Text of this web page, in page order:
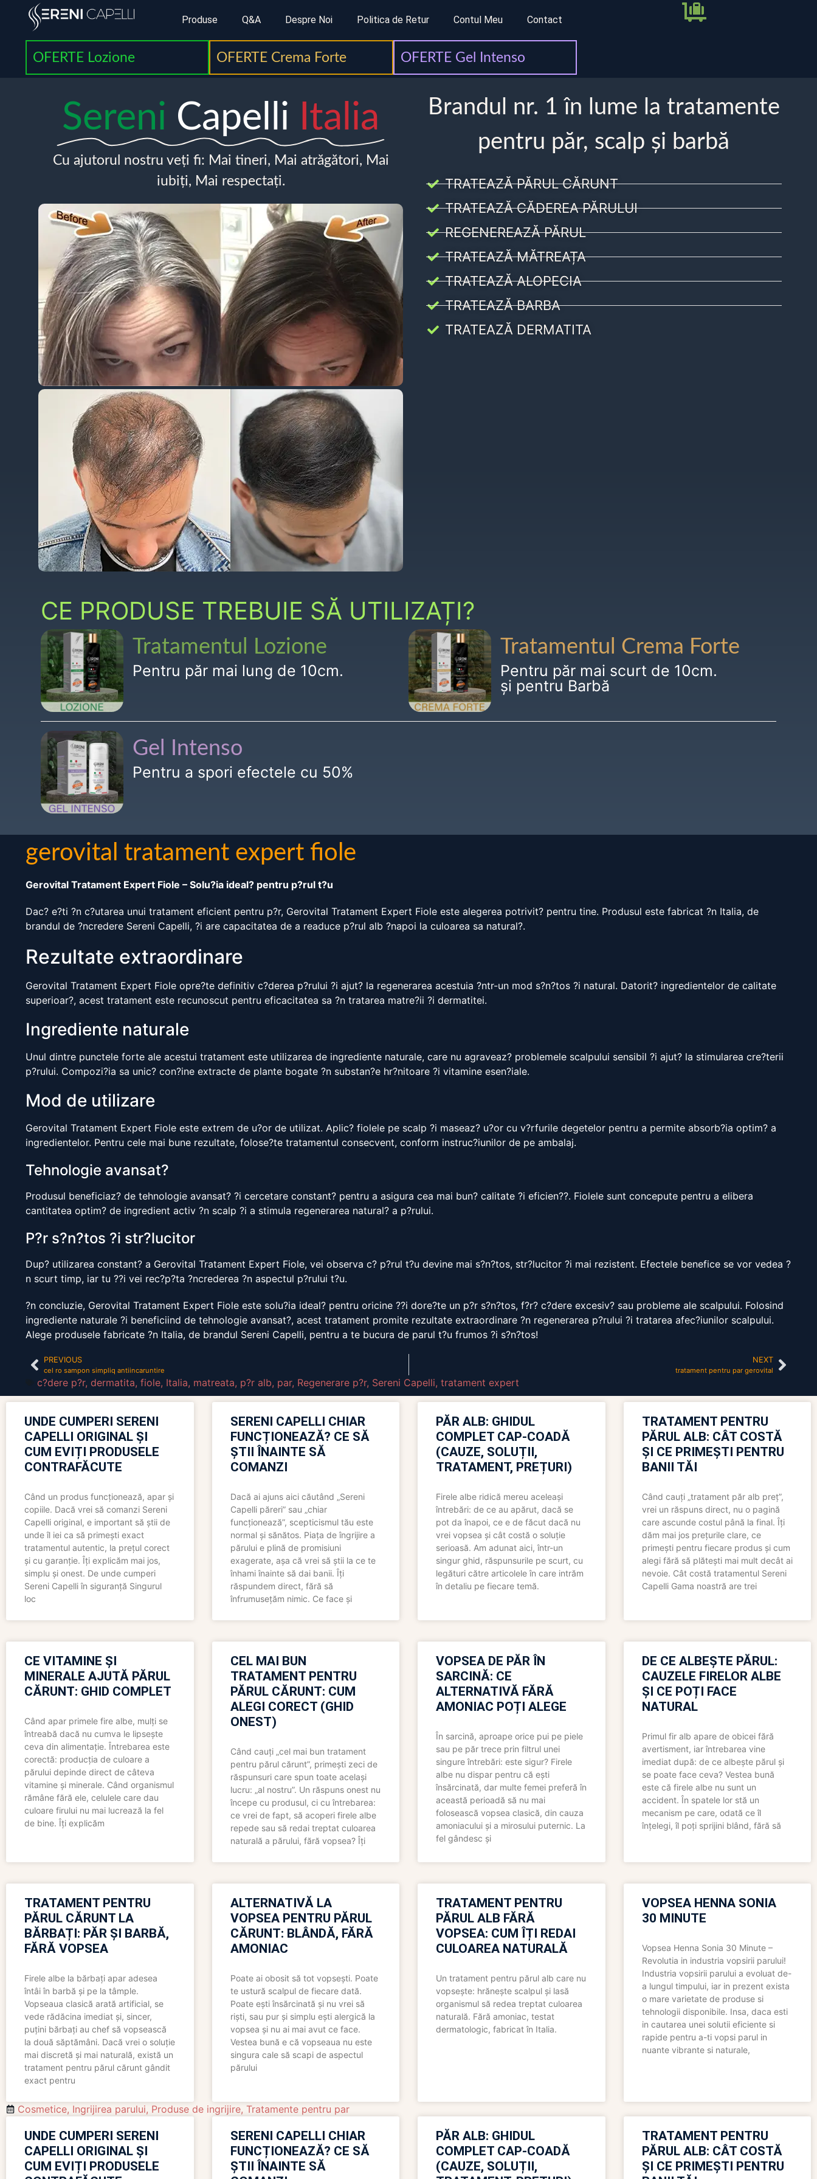
Produse Q&A Despre Noi Politica de Retur Contul Meu Contact
OFERTE Lozione OFERTE Crema Forte OFERTE Gel Intenso
Sereni Capelli Italia
Cu ajutorul nostru veți fi: Mai tineri, Mai atrăgători, Mai
iubiți, Mai respectați.
Brandul nr. 1 în lume la tratamente
pentru păr, scalp și barbă
TRATEAZĂ PĂRUL CĂRUNT
TRATEAZĂ CĂDEREA PĂRULUI
REGENEREAZĂ PĂRUL
TRATEAZĂ MĂTREAȚA
TRATEAZĂ ALOPECIA
TRATEAZĂ BARBA
TRATEAZĂ DERMATITA
CE PRODUSE TREBUIE SĂ UTILIZAȚI?
Tratamentul Lozione
Pentru păr mai lung de 10cm.
Tratamentul Crema Forte
Pentru păr mai scurt de 10cm.
și pentru Barbă
Gel Intenso
Pentru a spori efectele cu 50%
gerovital tratament expert fiole
Gerovital Tratament Expert Fiole – Solu?ia ideal? pentru p?rul t?u
Dac? e?ti ?n c?utarea unui tratament eficient pentru p?r, Gerovital Tratament Expert Fiole este alegerea potrivit? pentru tine. Produsul este fabricat ?n Italia, de
brandul de ?ncredere Sereni Capelli, ?i are capacitatea de a readuce p?rul alb ?napoi la culoarea sa natural?.
Rezultate extraordinare
Gerovital Tratament Expert Fiole opre?te definitiv c?derea p?rului ?i ajut? la regenerarea acestuia ?ntr-un mod s?n?tos ?i natural. Datorit? ingredientelor de calitate
superioar?, acest tratament este recunoscut pentru eficacitatea sa ?n tratarea matre?ii ?i dermatitei.
Ingrediente naturale
Unul dintre punctele forte ale acestui tratament este utilizarea de ingrediente naturale, care nu agraveaz? problemele scalpului sensibil ?i ajut? la stimularea cre?terii
p?rului. Compozi?ia sa unic? con?ine extracte de plante bogate ?n substan?e hr?nitoare ?i vitamine esen?iale.
Mod de utilizare
Gerovital Tratament Expert Fiole este extrem de u?or de utilizat. Aplic? fiolele pe scalp ?i maseaz? u?or cu v?rfurile degetelor pentru a permite absorb?ia optim? a
ingredientelor. Pentru cele mai bune rezultate, folose?te tratamentul consecvent, conform instruc?iunilor de pe ambalaj.
Tehnologie avansat?
Produsul beneficiaz? de tehnologie avansat? ?i cercetare constant? pentru a asigura cea mai bun? calitate ?i eficien??. Fiolele sunt concepute pentru a elibera
cantitatea optim? de ingredient activ ?n scalp ?i a stimula regenerarea natural? a p?rului.
P?r s?n?tos ?i str?lucitor
Dup? utilizarea constant? a Gerovital Tratament Expert Fiole, vei observa c? p?rul t?u devine mai s?n?tos, str?lucitor ?i mai rezistent. Efectele benefice se vor vedea ?
n scurt timp, iar tu ??i vei rec?p?ta ?ncrederea ?n aspectul p?rului t?u.
?n concluzie, Gerovital Tratament Expert Fiole este solu?ia ideal? pentru oricine ??i dore?te un p?r s?n?tos, f?r? c?dere excesiv? sau probleme ale scalpului. Folosind
ingrediente naturale ?i beneficiind de tehnologie avansat?, acest tratament promite rezultate extraordinare ?n regenerarea p?rului ?i tratarea afec?iunilor scalpului.
Alege produsele fabricate ?n Italia, de brandul Sereni Capelli, pentru a te bucura de parul t?u frumos ?i s?n?tos!
PREVIOUS
cel ro sampon simpliq antiincaruntire
NEXT
tratament pentru par gerovital
c?dere p?r, dermatita, fiole, Italia, matreata, p?r alb, par, Regenerare p?r, Sereni Capelli, tratament expert
UNDE CUMPERI SERENI
CAPELLI ORIGINAL ȘI
CUM EVIȚI PRODUSELE
CONTRAFĂCUTE
Când un produs funcționează, apar și
copiile. Dacă vrei să comanzi Sereni
Capelli original, e important să știi de
unde îl iei ca să primești exact
tratamentul autentic, la prețul corect
și cu garanție. Îți explicăm mai jos,
simplu și onest. De unde cumperi
Sereni Capelli în siguranță Singurul
loc
SERENI CAPELLI CHIAR
FUNCȚIONEAZĂ? CE SĂ
ȘTII ÎNAINTE SĂ
COMANZI
Dacă ai ajuns aici căutând „Sereni
Capelli păreri” sau „chiar
funcționează”, scepticismul tău este
normal și sănătos. Piața de îngrijire a
părului e plină de promisiuni
exagerate, așa că vrei să știi la ce te
înhami înainte să dai banii. Îți
răspundem direct, fără să
înfrumusețăm nimic. Ce face și
PĂR ALB: GHIDUL
COMPLET CAP-COADĂ
(CAUZE, SOLUȚII,
TRATAMENT, PREȚURI)
Firele albe ridică mereu aceleași
întrebări: de ce au apărut, dacă se
pot da înapoi, ce e de făcut dacă nu
vrei vopsea și cât costă o soluție
serioasă. Am adunat aici, într-un
singur ghid, răspunsurile pe scurt, cu
legături către articolele în care intrăm
în detaliu pe fiecare temă.
TRATAMENT PENTRU
PĂRUL ALB: CÂT COSTĂ
ȘI CE PRIMEȘTI PENTRU
BANII TĂI
Când cauți „tratament păr alb preț”,
vrei un răspuns direct, nu o pagină
care ascunde costul până la final. Îți
dăm mai jos prețurile clare, ce
primești pentru fiecare produs și cum
alegi fără să plătești mai mult decât ai
nevoie. Cât costă tratamentul Sereni
Capelli Gama noastră are trei
CE VITAMINE ȘI
MINERALE AJUTĂ PĂRUL
CĂRUNT: GHID COMPLET
Când apar primele fire albe, mulți se
întreabă dacă nu cumva le lipsește
ceva din alimentație. Întrebarea este
corectă: producția de culoare a
părului depinde direct de câteva
vitamine și minerale. Când organismul
rămâne fără ele, celulele care dau
culoare firului nu mai lucrează la fel
de bine. Îți explicăm
CEL MAI BUN
TRATAMENT PENTRU
PĂRUL CĂRUNT: CUM
ALEGI CORECT (GHID
ONEST)
Când cauți „cel mai bun tratament
pentru părul cărunt”, primești zeci de
răspunsuri care spun toate același
lucru: „al nostru”. Un răspuns onest nu
începe cu produsul, ci cu întrebarea:
ce vrei de fapt, să acoperi firele albe
repede sau să redai treptat culoarea
naturală a părului, fără vopsea? Îți
VOPSEA DE PĂR ÎN
SARCINĂ: CE
ALTERNATIVĂ FĂRĂ
AMONIAC POȚI ALEGE
În sarcină, aproape orice pui pe piele
sau pe păr trece prin filtrul unei
singure întrebări: este sigur? Firele
albe nu dispar pentru că ești
însărcinată, dar multe femei preferă în
această perioadă să nu mai
folosească vopsea clasică, din cauza
amoniacului și a mirosului puternic. La
fel gândesc și
DE CE ALBEȘTE PĂRUL:
CAUZELE FIRELOR ALBE
ȘI CE POȚI FACE
NATURAL
Primul fir alb apare de obicei fără
avertisment, iar întrebarea vine
imediat după: de ce albește părul și
se poate face ceva? Vestea bună
este că firele albe nu sunt un
accident. În spatele lor stă un
mecanism pe care, odată ce îl
înțelegi, îl poți sprijini blând, fără să
TRATAMENT PENTRU
PĂRUL CĂRUNT LA
BĂRBAȚI: PĂR ȘI BARBĂ,
FĂRĂ VOPSEA
Firele albe la bărbați apar adesea
întâi în barbă și pe la tâmple.
Vopseaua clasică arată artificial, se
vede rădăcina imediat și, sincer,
puțini bărbați au chef să vopsească
la două săptămâni. Dacă vrei o soluție
mai discretă și mai naturală, există un
tratament pentru părul cărunt gândit
exact pentru
ALTERNATIVĂ LA
VOPSEA PENTRU PĂRUL
CĂRUNT: BLÂNDĂ, FĂRĂ
AMONIAC
Poate ai obosit să tot vopsești. Poate
te ustură scalpul de fiecare dată.
Poate ești însărcinată și nu vrei să
riști, sau pur și simplu ești alergică la
vopsea și nu ai mai avut ce face.
Vestea bună e că vopseaua nu este
singura cale să scapi de aspectul
părului
TRATAMENT PENTRU
PĂRUL ALB FĂRĂ
VOPSEA: CUM ÎȚI REDAI
CULOAREA NATURALĂ
Un tratament pentru părul alb care nu
vopsește: hrănește scalpul și lasă
organismul să redea treptat culoarea
naturală. Fără amoniac, testat
dermatologic, fabricat în Italia.
VOPSEA HENNA SONIA
30 MINUTE
Vopsea Henna Sonia 30 Minute –
Revolutia in industria vopsirii parului!
Industria vopsirii parului a evoluat de-
a lungul timpului, iar in prezent exista
o mare varietate de produse si
tehnologii disponibile. Insa, daca esti
in cautarea unei solutii eficiente si
rapide pentru a-ti vopsi parul in
nuante vibrante si naturale,
Cosmetice, Ingrijirea parului, Produse de ingrijire, Tratamente pentru par
UNDE CUMPERI SERENI
CAPELLI ORIGINAL ȘI
CUM EVIȚI PRODUSELE
SERENI CAPELLI CHIAR
FUNCȚIONEAZĂ? CE SĂ
ȘTII ÎNAINTE SĂ
PĂR ALB: GHIDUL
COMPLET CAP-COADĂ
(CAUZE, SOLUȚII,
TRATAMENT PENTRU
PĂRUL ALB: CÂT COSTĂ
ȘI CE PRIMEȘTI PENTRU